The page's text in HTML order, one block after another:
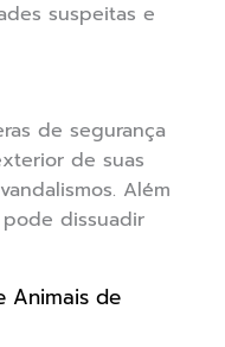
suspeitas e
de segurança
de suas
Além
dissuadir
Animais de